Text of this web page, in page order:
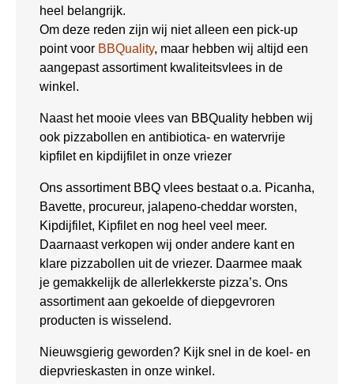
heel belangrijk.
Om deze reden zijn wij niet alleen een pick-up
point voor BBQuality, maar hebben wij altijd een
aangepast assortiment kwaliteitsvlees in de
winkel.
Naast het mooie vlees van BBQuality hebben wij
ook pizzabollen en antibiotica- en watervrije
kipfilet en kipdijfilet in onze vriezer
Ons assortiment BBQ vlees bestaat o.a. Picanha,
Bavette, procureur, jalapeno-cheddar worsten,
Kipdijfilet, Kipfilet en nog heel veel meer.
Daarnaast verkopen wij onder andere kant en
klare pizzabollen uit de vriezer. Daarmee maak
je gemakkelijk de allerlekkerste pizza’s. Ons
assortiment aan gekoelde of diepgevroren
producten is wisselend.
Nieuwsgierig geworden? Kijk snel in de koel- en
diepvrieskasten in onze winkel.